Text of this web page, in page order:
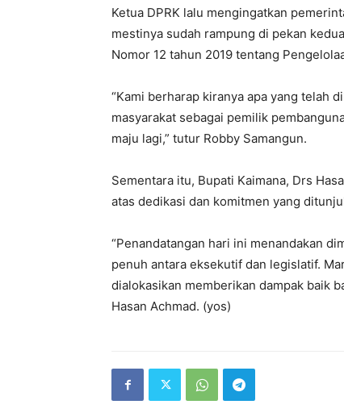
Ketua DPRK lalu mengingatkan
mestinya sudah rampung di pekan
Nomor 12 tahun 2019 tentang
“Kami berharap kiranya apa yang telah
masyarakat sebagai pemilik
maju lagi,” tutur Robby Samangun.
Sementara itu, Bupati Kaimana, Drs
atas dedikasi dan komitmen yang
“Penandatangan hari ini menandakan
penuh antara eksekutif dan legislatif.
dialokasikan memberikan dampak baik
Hasan Achmad. (yos)